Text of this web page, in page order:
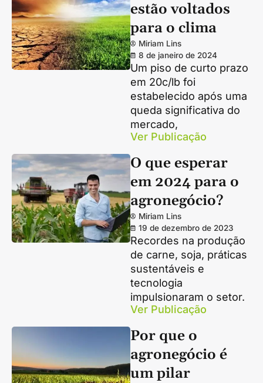
estão voltados
para o clima
Miriam Lins
8 de janeiro de 2024
Um piso de curto prazo
em 20c/lb foi
estabelecido após uma
queda significativa do
mercado,
Ver Publicação
O que esperar
em 2024 para o
agronegócio?
Miriam Lins
19 de dezembro de 2023
Recordes na produção
de carne, soja, práticas
sustentáveis e
tecnologia
impulsionaram o setor.
Ver Publicação
Por que o
agronegócio é
um pilar